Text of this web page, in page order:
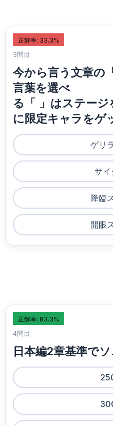
正解率: 33.3%
3問目:
今から言う文章の
言葉を選べ
る「 」はステー
に限定キャラをゲ
ゲリ
サイ
降臨
開眼
正解率: 83.3%
4問目:
日本編2章基準で